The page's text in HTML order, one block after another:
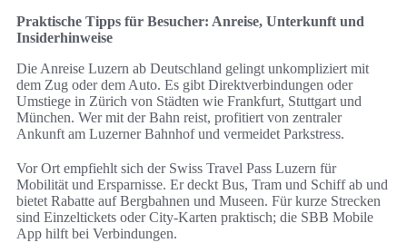
Praktische Tipps für Besucher: Anreise, Unterkunft und
Insiderhinweise
Die Anreise Luzern ab Deutschland gelingt unkompliziert mit
dem Zug oder dem Auto. Es gibt Direktverbindungen oder
Umstiege in Zürich von Städten wie Frankfurt, Stuttgart und
München. Wer mit der Bahn reist, profitiert von zentraler
Ankunft am Luzerner Bahnhof und vermeidet Parkstress.
Vor Ort empfiehlt sich der Swiss Travel Pass Luzern für
Mobilität und Ersparnisse. Er deckt Bus, Tram und Schiff ab und
bietet Rabatte auf Bergbahnen und Museen. Für kurze Strecken
sind Einzeltickets oder City-Karten praktisch; die SBB Mobile
App hilft bei Verbindungen.